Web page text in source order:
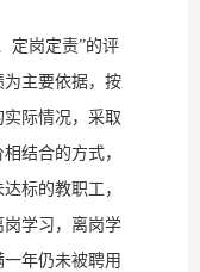
岗定责”的评
主要依据，按
际情况，采取
结合的方式，
标的教职工，
岗学习，离岗学
年仍未被聘用